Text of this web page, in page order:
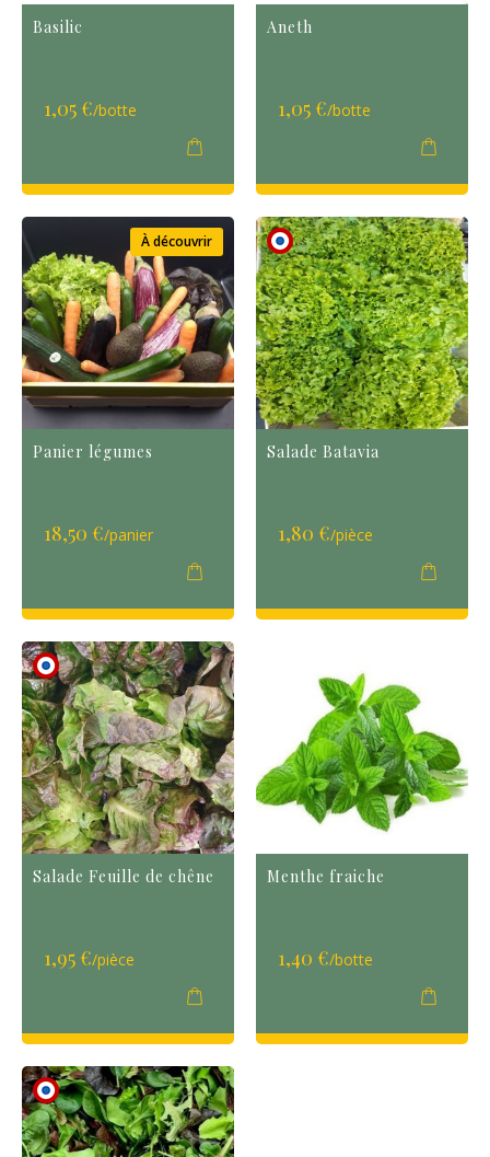
Basilic
1,05 €/botte
Aneth
1,05 €/botte
À découvrir
Panier légumes
18,50 €/panier
Salade Batavia
1,80 €/pièce
Salade Feuille de chêne
1,95 €/pièce
Menthe fraiche
1,40 €/botte